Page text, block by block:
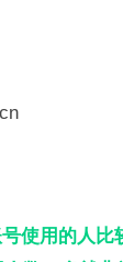
使用的人比